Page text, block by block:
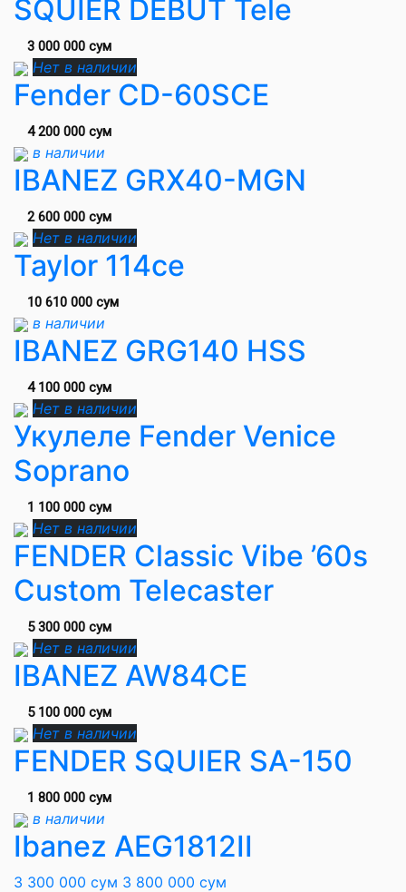
SQUIER DEBUT Tele
3 000 000 сум
Нет в наличии
Fender CD-60SCE
4 200 000 сум
в наличии
IBANEZ GRX40-MGN
2 600 000 сум
Нет в наличии
Taylor 114ce
10 610 000 сум
в наличии
IBANEZ GRG140 HSS
4 100 000 сум
Нет в наличии
Укулеле Fender Venice
Soprano
1 100 000 сум
Нет в наличии
FENDER Classic Vibe ’60s
Custom Telecaster
5 300 000 сум
Нет в наличии
IBANEZ AW84CE
5 100 000 сум
Нет в наличии
FENDER SQUIER SA-150
1 800 000 сум
в наличии
Ibanez AEG1812II
3 300 000 сум 3 800 000 сум